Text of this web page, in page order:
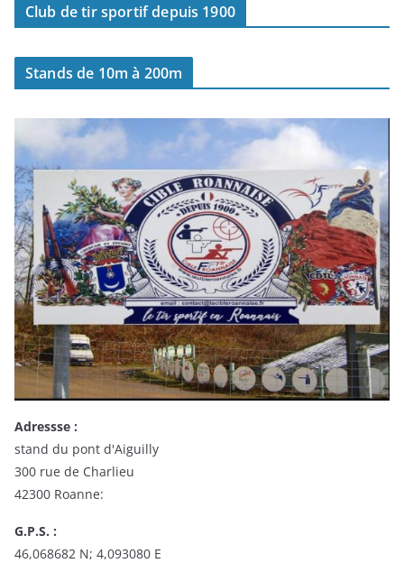
Club de tir sportif depuis 1900
Stands de 10m à 200m
Adressse :
stand du pont d'Aiguilly
300 rue de Charlieu
42300 Roanne:
G.P.S. :
46,068682 N; 4,093080 E